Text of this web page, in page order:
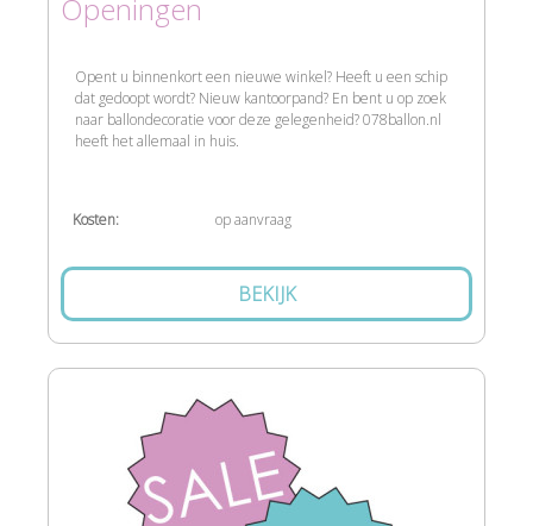
Openingen
Opent u binnenkort een nieuwe winkel? Heeft u een schip
dat gedoopt wordt? Nieuw kantoorpand? En bent u op zoek
naar ballondecoratie voor deze gelegenheid? 078ballon.nl
heeft het allemaal in huis.
Kosten: op aanvraag
BEKIJK